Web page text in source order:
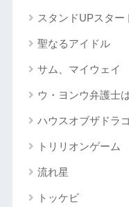
スタンドUPスター
聖なるアイドル
サム、マイウェイ
ウ・ヨンウ弁護士
ハウスオブザドラ
トリリオンゲーム
流れ星
トッケビ